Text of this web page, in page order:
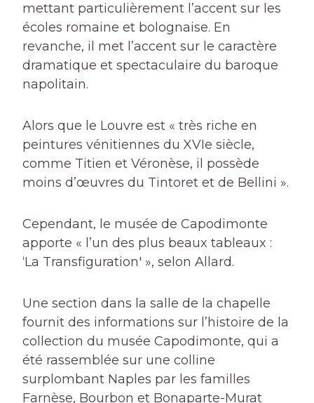
mettant particulièrement l’accent sur les
écoles romaine et bolognaise. En
revanche, il met l’accent sur le caractère
dramatique et spectaculaire du baroque
napolitain.
Alors que le Louvre est « très riche en
peintures vénitiennes du XVIe siècle,
comme Titien et Véronèse, il possède
moins d’œuvres du Tintoret et de Bellini ».
Cependant, le musée de Capodimonte
apporte « l’un des plus beaux tableaux :
‘La Transfiguration' », selon Allard.
Une section dans la salle de la chapelle
fournit des informations sur l’histoire de la
collection du musée Capodimonte, qui a
été rassemblée sur une colline
surplombant Naples par les familles
Farnèse, Bourbon et Bonaparte-Murat